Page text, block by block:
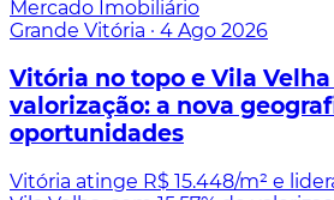
Mercado Imobiliário
Grande Vitória · 4 Ago 2026
Vitória no topo e Vila
valorização: a nova
oportunidades
Vitória atinge R$ 15.448/m² e